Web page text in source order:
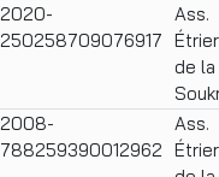
2020-
250258709076917
Ass.
Étrier
de la
2008-
788259390012962
Ass.
Étrier